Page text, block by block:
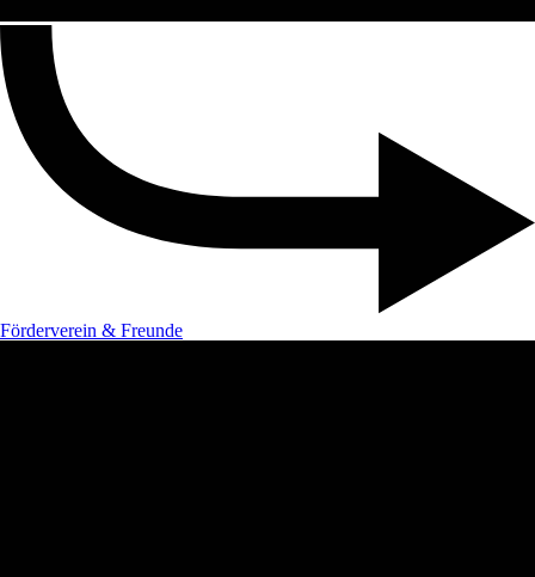
Förderverein & Freunde